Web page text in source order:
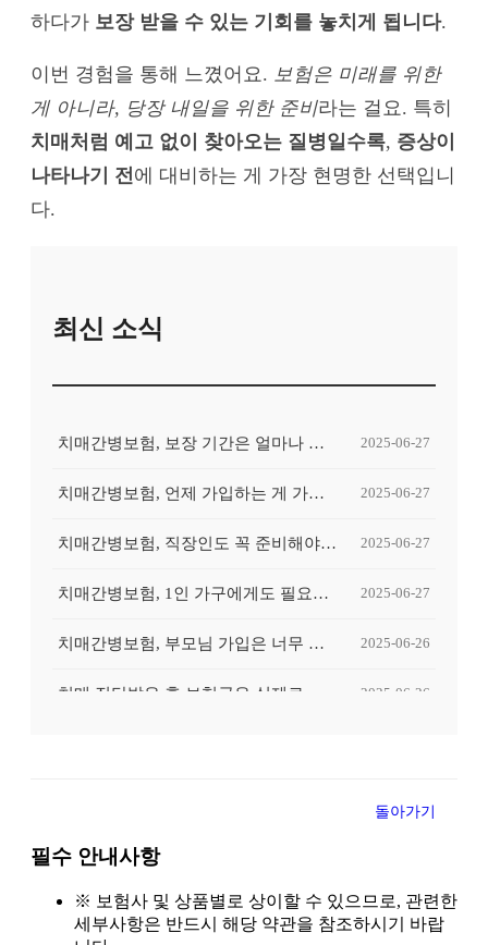
하다가 보장 받을 수 있는 기회를 놓치게 됩니다.
이번 경험을 통해 느꼈어요. 보험은 미래를 위한
게 아니라, 당장 내일을 위한 준비라는 걸요. 특히
치매처럼 예고 없이 찾아오는 질병일수록, 증상이
나타나기 전에 대비하는 게 가장 현명한 선택입니
다.
최신 소식
치매간병보험, 보장 기간은 얼마나 중요한가요? 2025-06-27
치매간병보험, 언제 가입하는 게 가장 유리할까요? 2025-06-27
치매간병보험, 직장인도 꼭 준비해야 할까요? 2025-06-27
치매간병보험, 1인 가구에게도 필요할까요? 2025-06-27
치매간병보험, 부모님 가입은 너무 늦은 걸까요? 2025-06-26
2025-06-26
치매간병보험, 장기요양등급과 무슨 관계가 있나요? 2025-06-25
돌아가기
필수 안내사항
※ 보험사 및 상품별로 상이할 수 있으므로, 관련한
세부사항은 반드시 해당 약관을 참조하시기 바랍